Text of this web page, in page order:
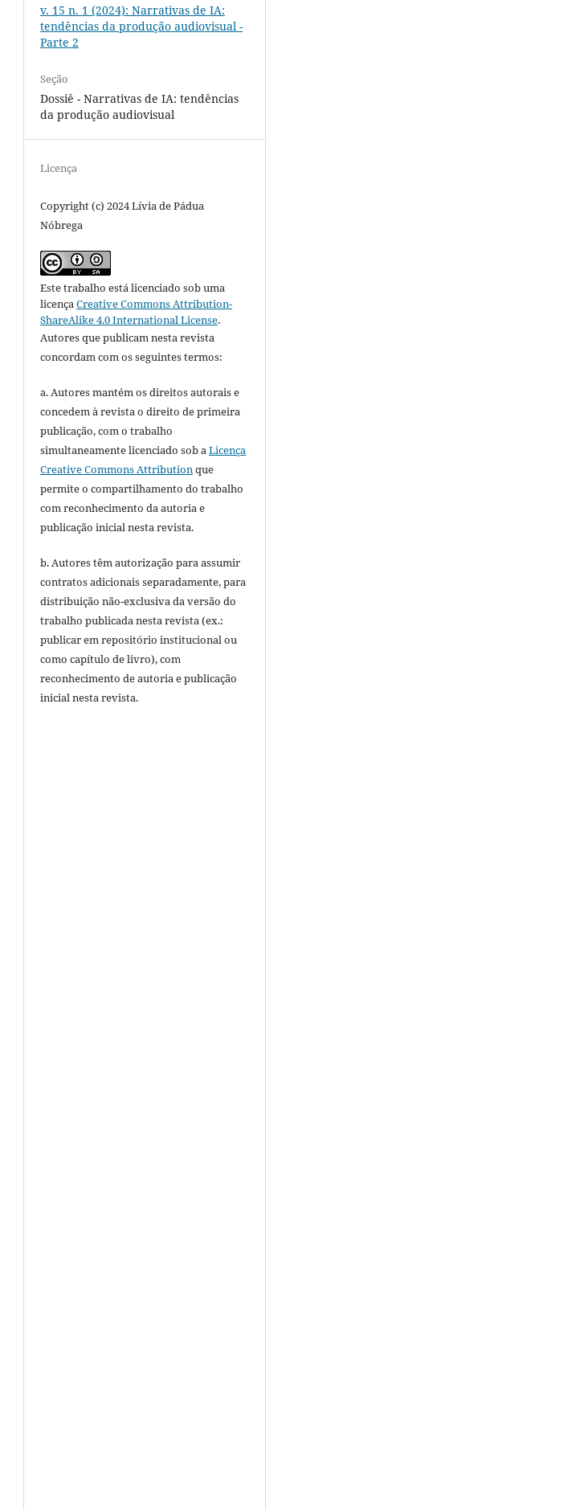
v. 15 n. 1 (2024): Narrativas de IA:
tendências da produção audiovisual -
Parte 2
Seção
Dossiê - Narrativas de IA: tendências
da produção audiovisual
Licença
Copyright (c) 2024 Lívia de Pádua
Nóbrega
Este trabalho está licenciado sob uma
licençaCreative Commons Attribution-
ShareAlike 4.0 International License.
Autores que publicam nesta revista
concordam com os seguintes termos:
a. Autores mantém os direitos autorais e
concedem à revista o direito de primeira
publicação, com o trabalho
simultaneamente licenciado sob aLicença
Creative Commons Attributionque
permite o compartilhamento do trabalho
com reconhecimento da autoria e
publicação inicial nesta revista.
b. Autores têm autorização para assumir
contratos adicionais separadamente, para
distribuição não-exclusiva da versão do
trabalho publicada nesta revista (ex.:
publicar em repositório institucional ou
como capítulo de livro), com
reconhecimento de autoria e publicação
inicial nesta revista.